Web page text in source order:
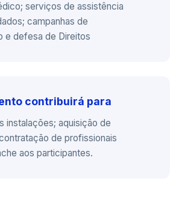
serviços de assistência
campanhas de
e defesa de Direitos
contribuirá para
instalações; aquisição de
de profissionais
aos participantes.